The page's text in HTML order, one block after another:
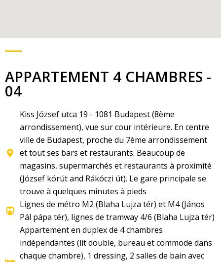
APPARTEMENT 4 CHAMBRES -
04
Kiss József utca 19 - 1081 Budapest (8ème
arrondissement), vue sur cour intérieure. En centre
ville de Budapest, proche du 7ème arrondissement
et tout ses bars et restaurants. Beaucoup de
magasins, supermarchés et restaurants à proximité
(József körút and Rákóczi út). Le gare principale se
trouve à quelques minutes à pieds
Lignes de métro M2 (Blaha Lujza tér) et M4 (János
Pál pápa tér), lignes de tramway 4/6 (Blaha Lujza tér)
Appartement en duplex de 4 chambres
indépendantes (lit double, bureau et commode dans
chaque chambre), 1 dressing, 2 salles de bain avec